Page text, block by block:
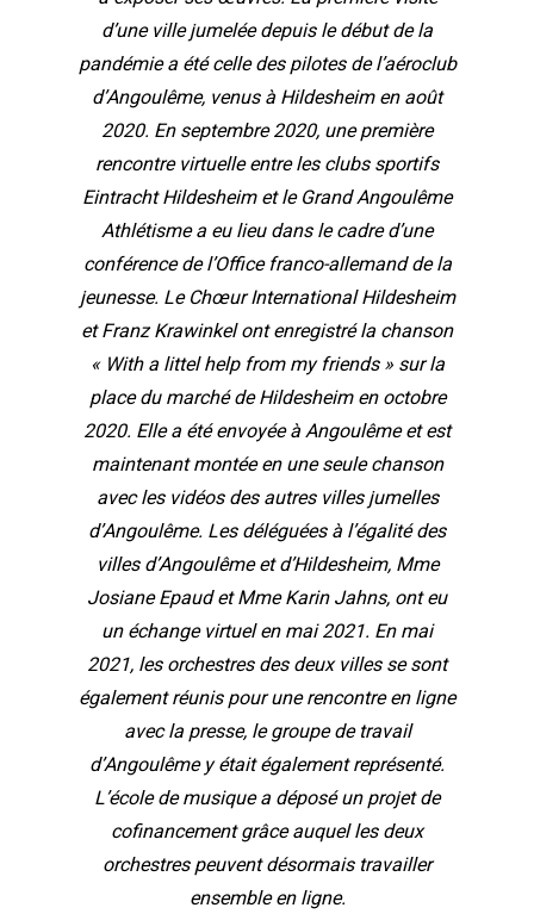
d’une ville jumelée depuis le début de la
pandémie a été celle des pilotes de l’aéroclub
d’Angoulême, venus à Hildesheim en août
2020. En septembre 2020, une première
rencontre virtuelle entre les clubs sportifs
Eintracht Hildesheim et le Grand Angoulême
Athlétisme a eu lieu dans le cadre d’une
conférence de l’Office franco-allemand de la
jeunesse. Le Chœur International Hildesheim
et Franz Krawinkel ont enregistré la chanson
« With a littel help from my friends » sur la
place du marché de Hildesheim en octobre
2020. Elle a été envoyée à Angoulême et est
maintenant montée en une seule chanson
avec les vidéos des autres villes jumelles
d’Angoulême. Les déléguées à l’égalité des
villes d’Angoulême et d’Hildesheim, Mme
Josiane Epaud et Mme Karin Jahns, ont eu
un échange virtuel en mai 2021. En mai
2021, les orchestres des deux villes se sont
également réunis pour une rencontre en ligne
avec la presse, le groupe de travail
d’Angoulême y était également représenté.
L’école de musique a déposé un projet de
cofinancement grâce auquel les deux
orchestres peuvent désormais travailler
ensemble en ligne.